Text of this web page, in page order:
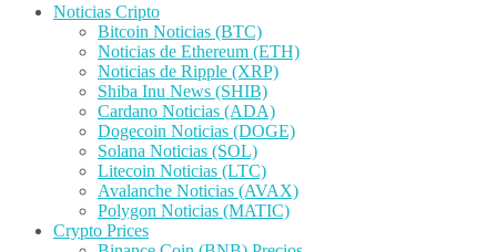
Noticias Cripto
Bitcoin Noticias (BTC)
Noticias de Ethereum (ETH)
Noticias de Ripple (XRP)
Shiba Inu News (SHIB)
Cardano Noticias (ADA)
Dogecoin Noticias (DOGE)
Solana Noticias (SOL)
Litecoin Noticias (LTC)
Avalanche Noticias (AVAX)
Polygon Noticias (MATIC)
Crypto Prices